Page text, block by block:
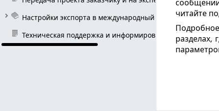
Настройки экспорта в международный обменный формат
Техническая поддержка и информирование
читайте
разделах,